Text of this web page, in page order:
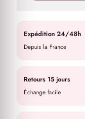
Expédition 24/48h
Depuis la France
Retours 15 jours
Échange facile